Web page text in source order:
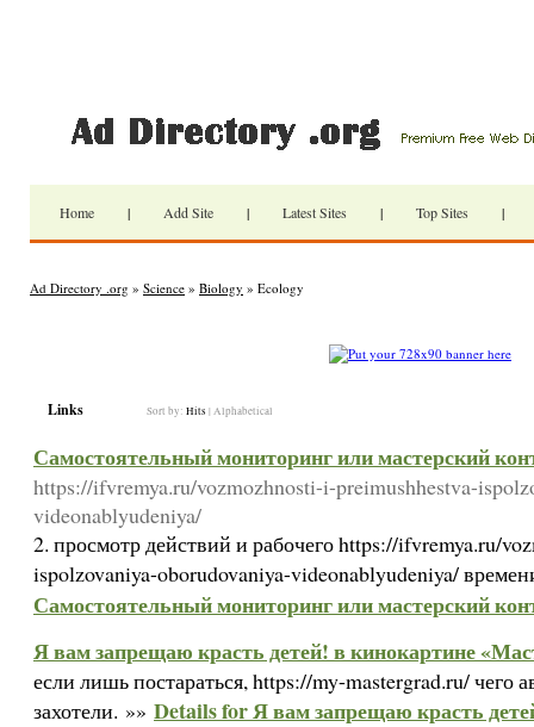
Home | Add Site | Latest Sites | Top Sites |
Ad Directory .org » Science » Biology » Ecology
Links Sort by: Hits | Alphabetical
Самостоятельный мониторинг или мастерский
https://ifvremya.ru/vozmozhnosti-i-preimushhestva-
videonablyudeniya/
2. просмотр действий и рабочего https://ifvremya.ru/
ispolzovaniya-oborudovaniya-videonablyudeniya/
Самостоятельный мониторинг или мастерский
Я вам запрещаю красть детей! в кинокартине
если лишь постараться, https://my-mastergrad.ru/ чего
захотели. »» Details for Я вам запрещаю красть